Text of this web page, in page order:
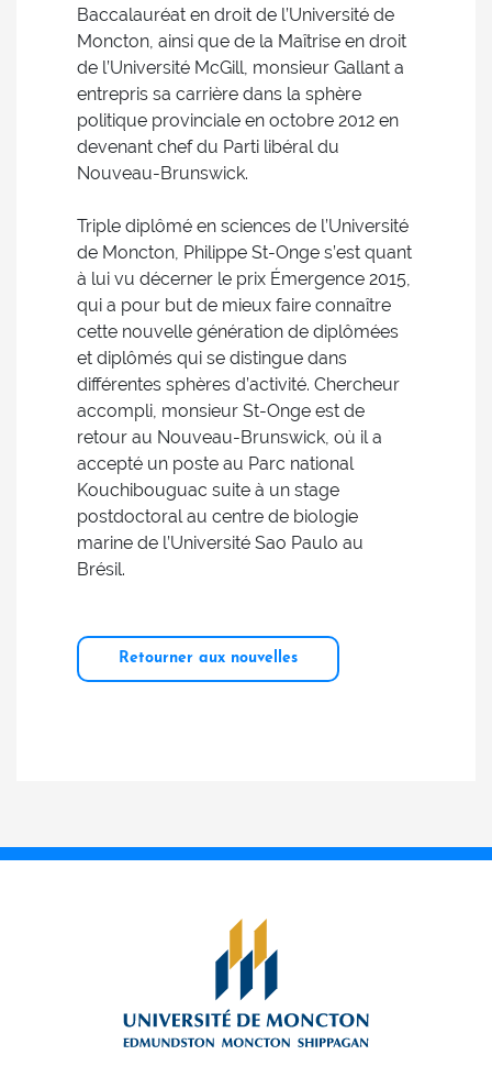
Baccalauréat en droit de l’Université de
Moncton, ainsi que de la Maîtrise en droit
de l’Université McGill, monsieur Gallant a
entrepris sa carrière dans la sphère
politique provinciale en octobre 2012 en
devenant chef du Parti libéral du
Nouveau-Brunswick.
Triple diplômé en sciences de l’Université
de Moncton, Philippe St-Onge s’est quant
à lui vu décerner le prix Émergence 2015,
qui a pour but de mieux faire connaître
cette nouvelle génération de diplômées
et diplômés qui se distingue dans
différentes sphères d’activité. Chercheur
accompli, monsieur St-Onge est de
retour au Nouveau-Brunswick, où il a
accepté un poste au Parc national
Kouchibouguac suite à un stage
postdoctoral au centre de biologie
marine de l’Université Sao Paulo au
Brésil.
Retourner aux nouvelles